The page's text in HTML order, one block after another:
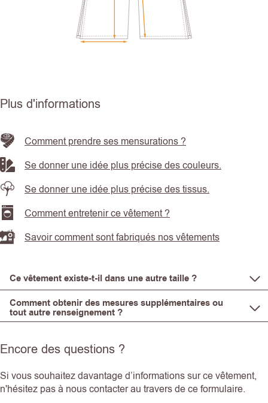
Plus d'informations
Comment prendre ses mensurations ?
Se donner une idée plus précise des couleurs.
Se donner une idée plus précise des tissus.
Comment entretenir ce vêtement ?
Savoir comment sont fabriqués nos vêtements
Ce vêtement existe-t-il dans une autre taille ?
Comment obtenir des mesures supplémentaires ou
tout autre renseignement ?
Encore des questions ?
Si vous souhaitez davantage d’informations sur ce vêtement,
n'hésitez pas à nous contacter au travers de ce formulaire.